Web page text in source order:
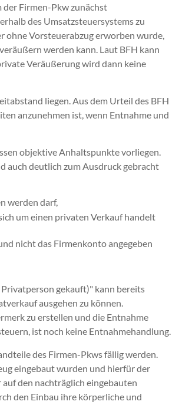
der Firmen-Pkw zunächst
des Umsatzsteuersystems zu
ohne Vorsteuerabzug erworben wurde,
werden kann. Laut BFH kann
Veräußerung wird dann keine
liegen. Aus dem Urteil des BFH
anzunehmen ist, wenn Entnahme und
objektive Anhaltspunkte vorliegen.
auch deutlich zum Ausdruck gebracht
werden darf,
um einen privaten Verkauf handelt
nicht das Firmenkonto angegeben
gekauft)" kann bereits
ausgehen zu können.
zu erstellen und die Entnahme
ist noch keine Entnahmehandlung.
des Firmen-Pkws fällig werden.
eingebaut wurden und hierfür der
den nachträglich eingebauten
den Einbau ihre körperliche und